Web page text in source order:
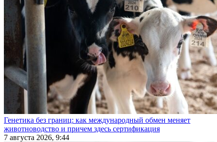
Генетика без границ: как международный обмен меняет
животноводство и причем здесь сертификация
7 августа 2026, 9:44